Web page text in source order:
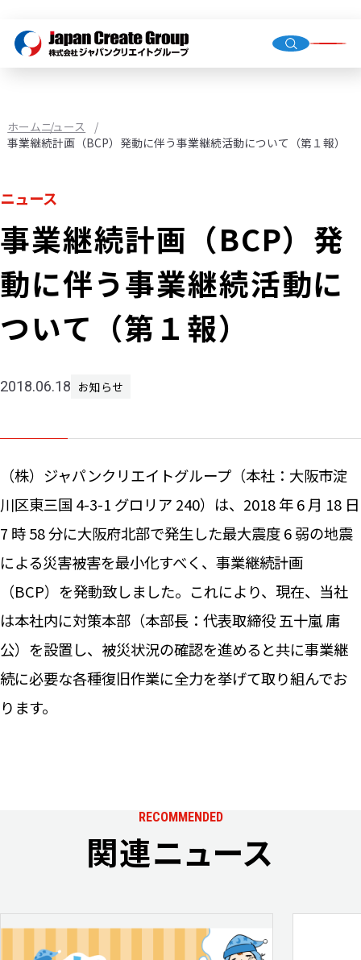
トップ
店舗運
（直営
環境イ
機械校
ホームニュース
事業継続計画（BCP）発動に伴う事業継続活動について（第１報）
ニュース
事業継続計画（BCP）発
動に伴う事業継続活動に
ついて（第１報）
2018.06.18 お知らせ
（株）ジャパンクリエイトグループ（本社：大阪市淀
川区東三国 4-3-1 グロリア 240）は、2018 年 6 月 18 日
7 時 58 分に大阪府北部で発生した最大震度 6 弱の地震
による災害被害を最小化すべく、事業継続計画
（BCP）を発動致しました。これにより、現在、当社
は本社内に対策本部（本部長：代表取締役 五十嵐 庸
公）を設置し、被災状況の確認を進めると共に事業継
続に必要な各種復旧作業に全力を挙げて取り組んでお
ります。
RECOMMENDED
関連ニュース